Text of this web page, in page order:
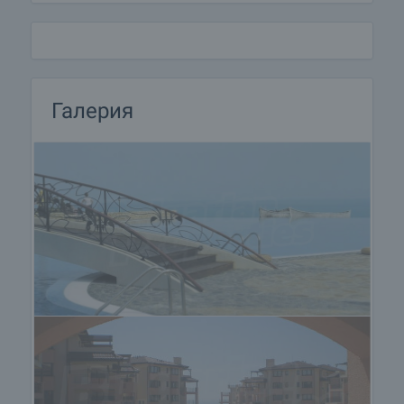
апартамент от гипскартон с термо и звуко
изолация. Покриви с керемиди система
„Брамак” с топло и хидро изолация.
• Фасада
ЕPS топло изолация с мрежа и минерална
мазилка „BAUMIT” в два цвята, плинт от
естествен камък.
• Прозорци и врати
PVC дограма с двоен стъклопакет
„SALAMANDER”-Germany. Ламинирани вътрешни
Галерия